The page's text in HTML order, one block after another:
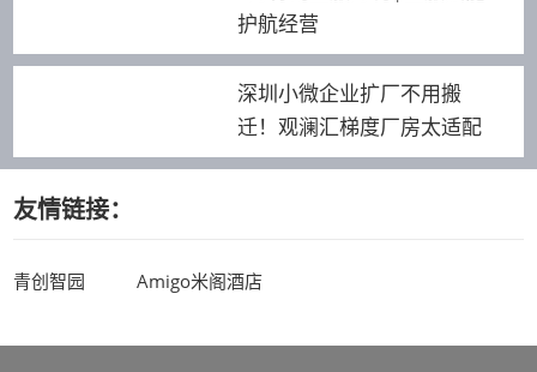
护航经营
深圳小微企业扩厂不用搬
迁！观澜汇梯度厂房太适配
友情链接：
青创智园 Amigo米阁酒店